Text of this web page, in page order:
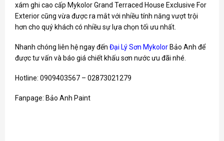
xám ghi cao cấp Mykolor Grand Terraced House Exclusive For
Exterior cũng vừa được ra mắt với nhiều tính năng vượt trội
hơn cho quý khách có nhiều sự lựa chọn tối ưu nhất.
Nhanh chóng liên hệ ngay đến Đại Lý Sơn MykolorBảo Anh để
được tư vấn và báo giá chiết khấu sơn nước ưu đãi nhé.
Hotline: 0909403567 – 02873021279
Fanpage: Bảo Anh Paint